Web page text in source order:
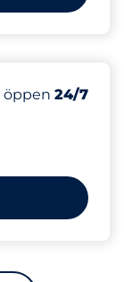
Måndag
öppen 24/7